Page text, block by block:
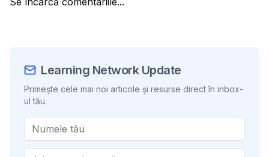
Learning Network Update
Primește cele mai noi articole și resurse direct în inbox-
ul tău.